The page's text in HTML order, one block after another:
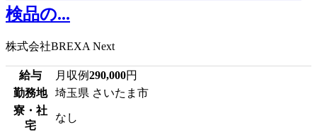
検品の...
株式会社BREXA Next
給与 月収例290,000円
勤務地
埼玉県 さいたま市
寮・社
宅
なし